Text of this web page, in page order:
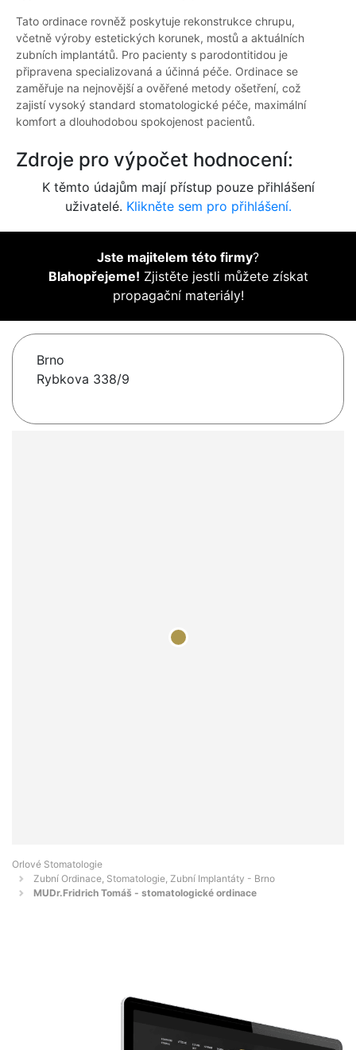
Tato ordinace rovněž poskytuje rekonstrukce chrupu,
včetně výroby estetických korunek, mostů a aktuálních
zubních implantátů. Pro pacienty s parodontitidou je
připravena specializovaná a účinná péče. Ordinace se
zaměřuje na nejnovější a ověřené metody ošetření, což
zajistí vysoký standard stomatologické péče, maximální
komfort a dlouhodobou spokojenost pacientů.
Zdroje pro výpočet hodnocení:
K těmto údajům mají přístup pouze přihlášení
uživatelé. Klikněte sem pro přihlášení.
Jste majitelem této firmy?
Blahopřejeme! Zjistěte jestli můžete získat
propagační materiály!
Brno
Rybkova 338/9
Orlové Stomatologie
Zubní Ordinace, Stomatologie, Zubní Implantáty - Brno
MUDr.Fridrich Tomáš - stomatologické ordinace